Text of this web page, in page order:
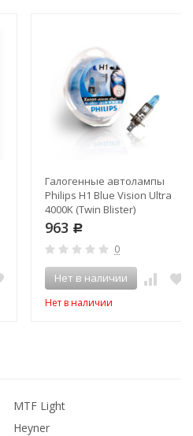
Галогенные автолампы
Philips H1 Blue Vision Ultra
4000K (Twin Blister)
963 Р
0
Нет в наличии
Нет в наличии
MTF Light
Heyner